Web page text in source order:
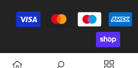
Metodi
di